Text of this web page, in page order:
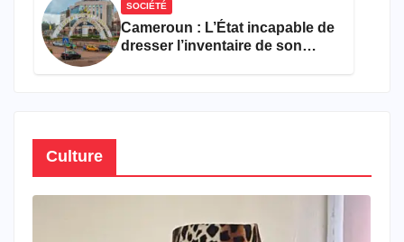
SOCIÉTÉ
Cameroun : L’État incapable de
dresser l’inventaire de son
Culture